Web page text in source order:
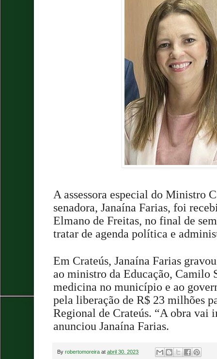
A assessora especial do Ministro
senadora, Janaína Farias, foi
Elmano de Freitas, no final de
tratar de agenda política e
Em Crateús, Janaína Farias
ao ministro da Educação, Camilo
medicina no município e ao
pela liberação de R$ 23 milhões
Regional de Crateús. “A obra vai
anunciou Janaína Farias.
By robertomoreira at abril 30, 2023